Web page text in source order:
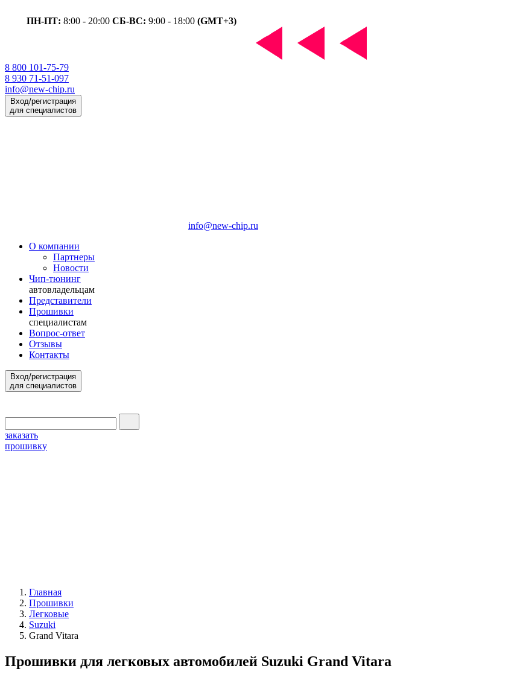
ПН-ПТ: 8:00 - 20:00 СБ-ВС: 9:00 - 18:00 (GMT+3)
8 800 101-75-79
8 930 71-51-097
info@new-chip.ru
Вход/регистрация
для специалистов
info@new-chip.ru
О компании
Партнеры
Новости
Чип-тюнинг
автовладельцам
Представители
Прошивки
специалистам
Вопрос-ответ
Отзывы
Контакты
Вход/регистрация
для специалистов
заказать
прошивку
Главная
Прошивки
Легковые
Suzuki
Grand Vitara
Прошивки для легковых автомобилей Suzuki Grand Vitara